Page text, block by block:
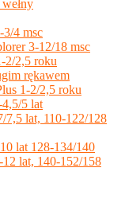
4 msc
3-12/18 msc
2/2,5 roku
rękawem
1-2/2,5 roku
5 lat
7,5 lat, 110-122/128
lat 128-134/140
lat, 140-152/158